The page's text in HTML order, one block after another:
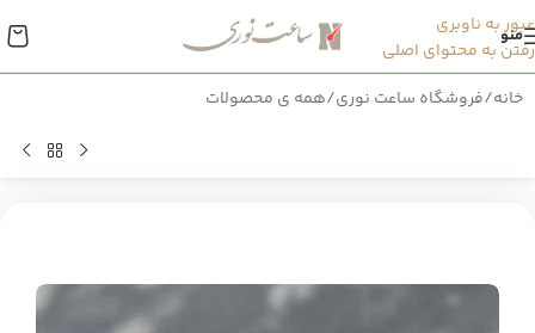
عبور به ناوبری
رفتن به محتوای اصلی
منو
خانه/فروشگاه ساعت نوری/همه ی محصولات